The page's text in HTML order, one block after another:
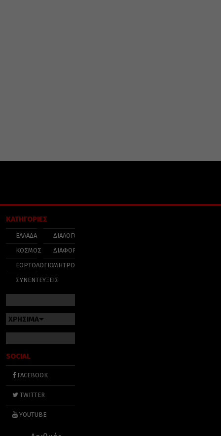
ΚΑΤΗΓΟΡΙΕΣ
ΕΛΛΑΔΑ
ΚΟΣΜΟΣ
ΕΟΡΤΟΛΟΓΙΟ
ΣΥΝΕΝΤΕΥΞΕΙΣ
ΔΙΑΛΟΓΟΣ
ΔΙΑΦΟΡΑ
ΜΗΤΡΟΠΟΛΕΙΣ
ΧΡΗΣΙΜΑ
SOCIAL
FACEBOOK
TWITTER
YOUTUBE